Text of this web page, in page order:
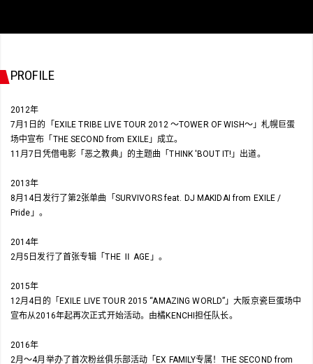
PROFILE
2012年
7月1日的「EXILE TRIBE LIVE TOUR 2012 ～TOWER OF WISH～」札幌巨蛋
场中宣布「THE SECOND from EXILE」成立。
11月7日凭借电影「恶之教典」的主题曲「THINK 'BOUT IT!」出道。
2013年
8月14日发行了第2张单曲「SURVIVORS feat. DJ MAKIDAI from EXILE /
Pride」。
2014年
2月5日发行了首张专辑「THE Ⅱ AGE」。
2015年
12月4日的「EXILE LIVE TOUR 2015 “AMAZING WORLD”」大阪京瓷巨蛋场中
宣布从2016年起再次正式开始活动。由橘KENCHI担任队长。
2016年
2月～4月举办了首次粉丝俱乐部活动「EX FAMILY专属！THE SECOND from